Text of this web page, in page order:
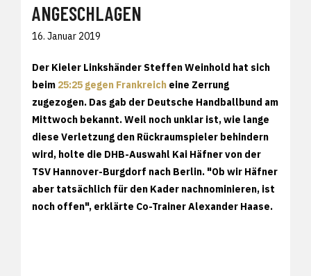
ANGESCHLAGEN
16. Januar 2019
Der Kieler Linkshänder Steffen Weinhold hat sich
beim 25:25 gegen Frankreich eine Zerrung
zugezogen. Das gab der Deutsche Handballbund am
Mittwoch bekannt. Weil noch unklar ist, wie lange
diese Verletzung den Rückraumspieler behindern
wird, holte die DHB-Auswahl Kai Häfner von der
TSV Hannover-Burgdorf nach Berlin. "Ob wir Häfner
aber tatsächlich für den Kader nachnominieren, ist
noch offen", erklärte Co-Trainer Alexander Haase.